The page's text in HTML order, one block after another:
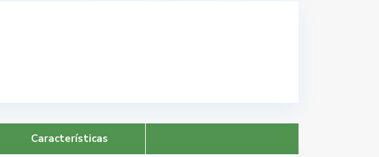
Características